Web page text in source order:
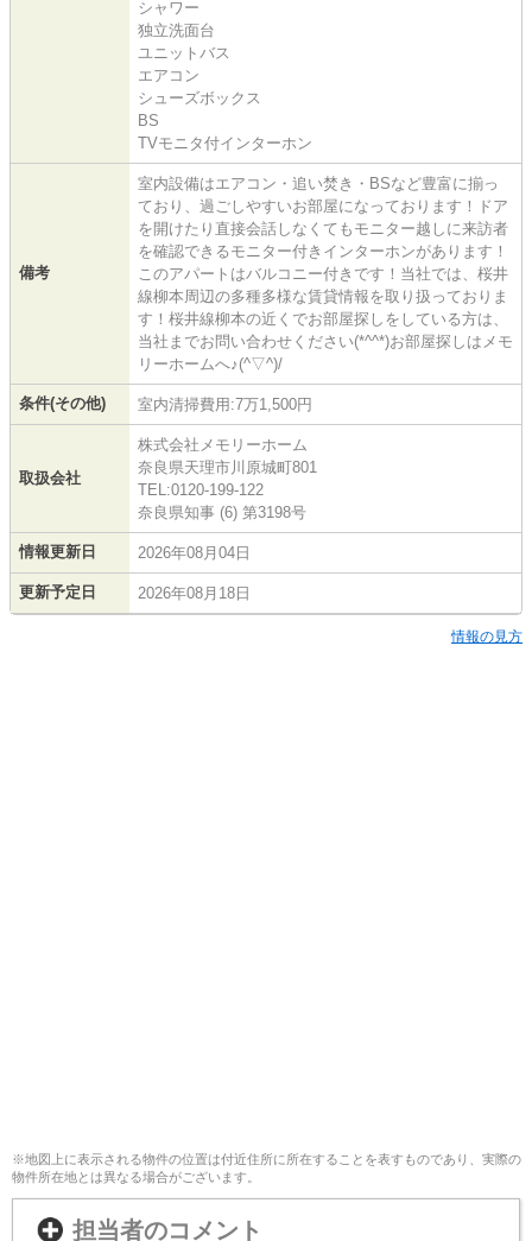
シャワー
独立洗面台
ユニットバス
エアコン
シューズボックス
BS
TVモニタ付インターホン
備考
室内設備はエアコン・追い焚き・BSなど豊富に揃っ
ており、過ごしやすいお部屋になっております！ドア
を開けたり直接会話しなくてもモニター越しに来訪者
を確認できるモニター付きインターホンがあります！
このアパートはバルコニー付きです！当社では、桜井
線柳本周辺の多種多様な賃貸情報を取り扱っておりま
す！桜井線柳本の近くでお部屋探しをしている方は、
当社までお問い合わせください(*^^*)お部屋探しはメモ
リーホームへ♪(^▽^)/
条件(その他) 室内清掃費用:7万1,500円
取扱会社
株式会社メモリーホーム
奈良県天理市川原城町801
TEL:0120-199-122
奈良県知事 (6) 第3198号
情報更新日 2026年08月04日
更新予定日 2026年08月18日
情報の見方
※地図上に表示される物件の位置は付近住所に所在することを表すものであり、実際の
物件所在地とは異なる場合がございます。
担当者のコメント